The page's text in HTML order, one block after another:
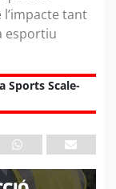
tant
esportiu
Sports Scale-